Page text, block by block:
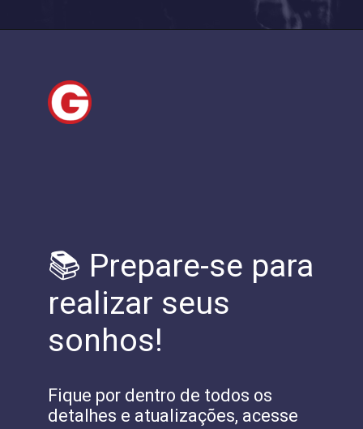
📚 Prepare-se para
realizar seus
sonhos!
Fique por dentro de todos os
detalhes e atualizações, acesse